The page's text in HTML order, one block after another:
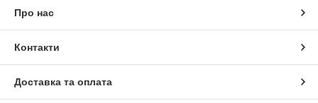
Про нас
Контакти
Доставка та оплата